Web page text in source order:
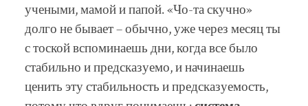
учеными, мамой и папой. «Чо-та скучно»
долго не бывает – обычно, уже через месяц ты
с тоской вспоминаешь дни, когда все было
стабильно и предсказуемо, и начинаешь
ценить эту стабильность и предсказуемость,